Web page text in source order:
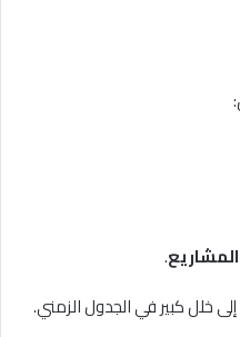
.
خلل كبير في الجدول الزمني.